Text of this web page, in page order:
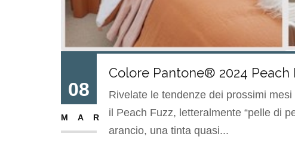
08
MAR
Colore Pantone® 2024 Peach
Rivelate le tendenze dei prossimi
il Peach Fuzz, letteralmente “pelle di
arancio, una tinta quasi...